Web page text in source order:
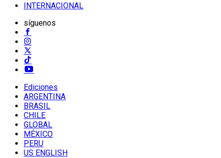
INTERNACIONAL
síguenos
Ediciones
ARGENTINA
BRASIL
CHILE
GLOBAL
MÉXICO
PERU
US ENGLISH